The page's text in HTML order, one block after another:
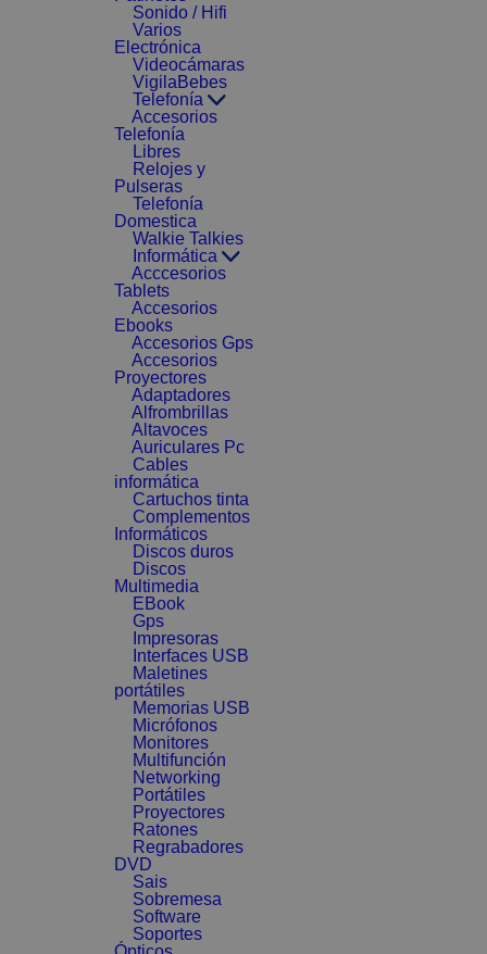
Sonido / Hifi
Varios
Electrónica
Videocámaras
VigilaBebes
Telefonía
Accesorios
Telefonía
Libres
Relojes y
Pulseras
Telefonía
Domestica
Walkie Talkies
Informática
Acccesorios
Tablets
Accesorios
Ebooks
Accesorios Gps
Accesorios
Proyectores
Adaptadores
Alfrombrillas
Altavoces
Auriculares Pc
Cables
informática
Cartuchos tinta
Complementos
Informáticos
Discos duros
Discos
Multimedia
EBook
Gps
Impresoras
Interfaces USB
Maletines
portátiles
Memorias USB
Micrófonos
Monitores
Multifunción
Networking
Portátiles
Proyectores
Ratones
Regrabadores
DVD
Sais
Sobremesa
Software
Soportes